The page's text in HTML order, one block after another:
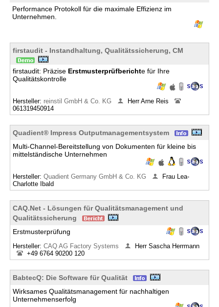
Performance Protokoll für die maximale Effizienz im
Unternehmen.
firstaudit - Instandhaltung, Qualitätssicherung, CM
firstaudit: Präzise Erstmusterprüfberichte für Ihre
Qualitätskontrolle
Hersteller: reinstil GmbH & Co. KG
Herr Arne Reis
061319450914
Quadient® Impress Outputmanagementsystem
Multi-Channel-Bereitstellung von Dokumenten für kleine bis
mittelständische Unternehmen
Hersteller: Quadient Germany GmbH & Co. KG
Frau Lea-
Charlotte Ibald
CAQ.Net - Lösungen für Qualitätsmanagement und
Qualitätssicherung
Erstmusterprüfung
Hersteller: CAQ AG Factory Systems
Herr Sascha Herrmann
+49 6764 90200 120
BabtecQ: Die Software für Qualität
Wirksames Qualitätsmanagement für nachhaltigen
Unternehmenserfolg